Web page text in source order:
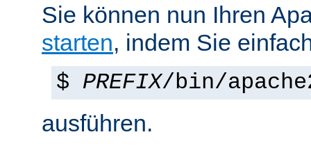
Sie können nun Ihren
starten, indem Sie
$ PREFIX/bin/
ausführen.